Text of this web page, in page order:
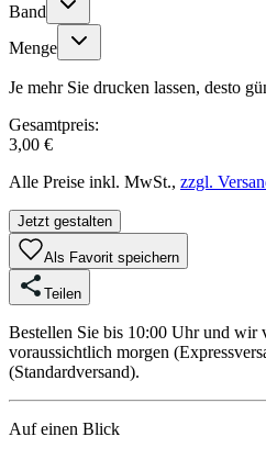
Band
Menge
Je mehr Sie drucken lassen, desto
Gesamtpreis:
3,00 €
Alle Preise inkl. MwSt., zzgl.
Jetzt gestalten
Als Favorit speichern
Teilen
Bestellen Sie bis 10:00 Uhr und wir
voraussichtlich morgen
(Standardversand).
Auf einen Blick